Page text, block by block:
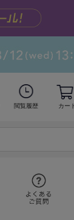
閲覧履歴 カー